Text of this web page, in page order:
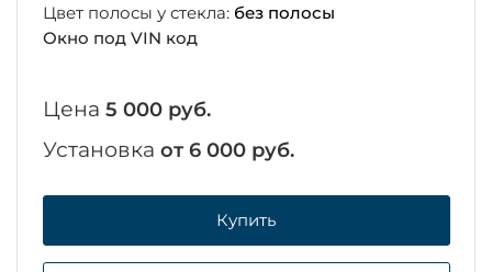
Цвет полосы у стекла: без полосы
Окно под VIN код
Цена 5 000 руб.
Установка от 6 000 руб.
Купить